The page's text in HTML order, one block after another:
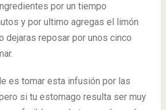
por un tiempo
y por ultimo agregas el limón
dejaras reposar por unos cinco
es tomar esta infusión por las
si tu estomago resulta ser muy